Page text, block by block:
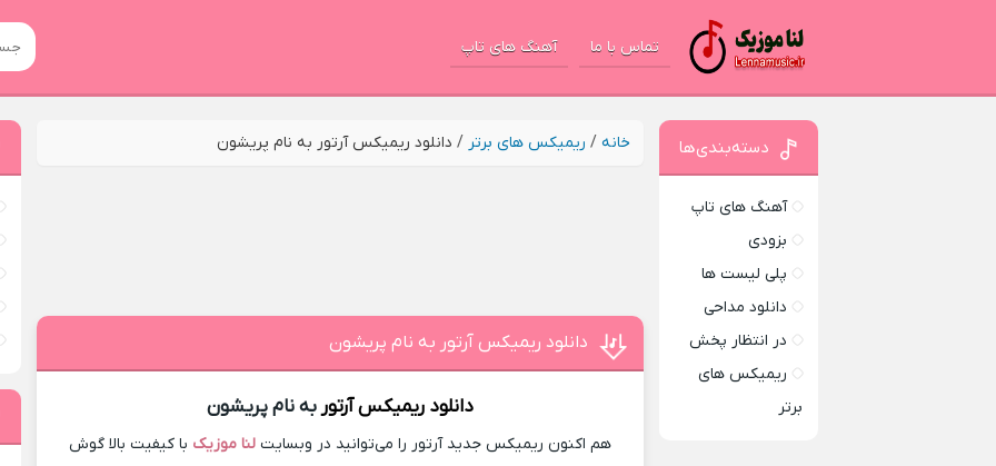
تماس با ما آهنگ های تاپ
خانه / ریمیکس های برتر / دانلود ریمیکس آرتور به نام پریشون
دانلود ریمیکس آرتور به نام پریشون
دانلود ریمیکسآرتوربه نام پریشون
هم اکنون ریمیکس جدید آرتور را می‌توانید در وبسایتلنا موزیک با کیفیت بالا گوش
دسته‌بندی‌ها
آهنگ های تاپ
بزودی
پلی لیست ها
دانلود مداحی
در انتظار پخش
ریمیکس های
برتر